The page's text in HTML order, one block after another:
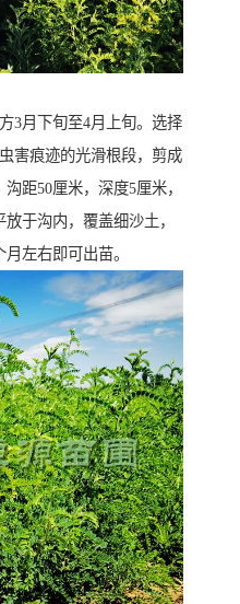
3月下旬至4月上旬。选择
害痕迹的光滑根段，剪成
距50厘米，深度5厘米，
于沟内，覆盖细沙土，
左右即可出苗。